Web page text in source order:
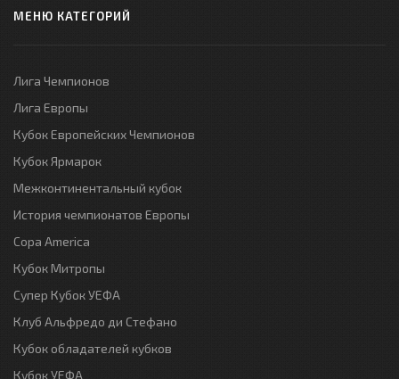
МЕНЮ КАТЕГОРИЙ
Лига Чемпионов
Лига Европы
Кубок Европейских Чемпионов
Кубок Ярмарок
Межконтинентальный кубок
История чемпионатов Европы
Copa America
Кубок Митропы
Супер Кубок УЕФА
Клуб Альфредо ди Стефано
Кубок обладателей кубков
Кубок УЕФА